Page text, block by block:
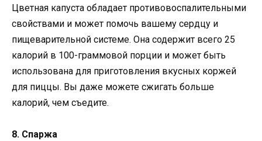
Цветная капуста обладает противовоспалительными
свойствами и может помочь вашему сердцу и
пищеварительной системе. Она содержит всего 25
калорий в 100-граммовой порции и может быть
использована для приготовления вкусных коржей
для пиццы. Вы даже можете сжигать больше
калорий, чем съедите.
8. Спаржа